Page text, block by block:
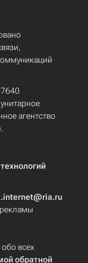
агентство
всех
обратной